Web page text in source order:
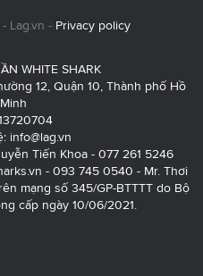
Lag.vn - Privacy policy
WHITE SHARK
12, Quận 10, Thành phố Hồ
info@lag.vn
Tiến Khoa - 077 261 5246
- 093 745 0540 - Mr. Thơi
mạng số 345/GP-BTTTT do Bộ
cấp ngày 10/06/2021.